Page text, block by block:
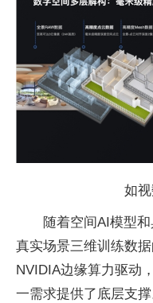
如
随着空间AI模型
真实场景三维训练数
NVIDIA边缘算力驱动
一需求提供了底层支撑